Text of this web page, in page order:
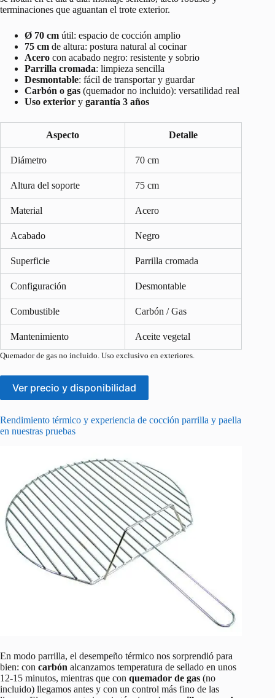
terminaciones que aguantan el trote exterior.
Ø 70 cm útil: espacio de cocción amplio
75 cm de altura: postura natural al cocinar
Acero con acabado negro: resistente y sobrio
Parrilla cromada: limpieza sencilla
Desmontable: fácil de transportar y guardar
Carbón o gas (quemador no incluido): versatilidad real
Uso exterior y garantía 3 años
Aspecto Detalle
Diámetro 70 cm
Altura del soporte 75 cm
Material Acero
Acabado Negro
Superficie Parrilla cromada
Configuración Desmontable
Combustible Carbón / Gas
Mantenimiento Aceite vegetal
Quemador de gas no incluido. Uso exclusivo en exteriores.
Ver precio y disponibilidad
Rendimiento térmico y experiencia de cocción parrilla y paella
en nuestras pruebas
En modo parrilla, el desempeño térmico nos sorprendió para
bien: con carbón alcanzamos temperatura de sellado en unos
12-15 minutos, mientras que con quemador de gas (no
incluido) llegamos antes y con un control más fino de las